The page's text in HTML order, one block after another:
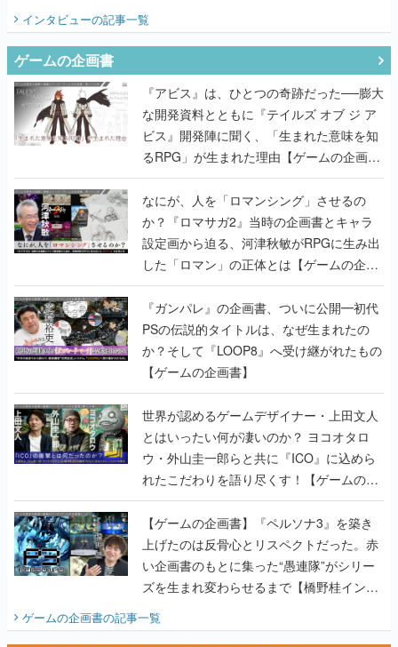
てみた
インタビューの記事一覧
ゲームの企画書
『アビス』は、ひとつの奇跡だった──膨大
な開発資料とともに『テイルズ オブ ジ ア
ビス』開発陣に聞く、「生まれた意味を知
るRPG」が生まれた理由【ゲームの企画
書】
なにが、人を「ロマンシング」させるの
か？『ロマサガ2』当時の企画書とキャラ
設定画から迫る、河津秋敏がRPGに生み出
した「ロマン」の正体とは【ゲームの企画
書】
『ガンパレ』の企画書、ついに公開━初代
PSの伝説的タイトルは、なぜ生まれたの
か？そして『LOOP8』へ受け継がれたもの
【ゲームの企画書】
世界が認めるゲームデザイナー・上田文人
とはいったい何が凄いのか？ ヨコオタロ
ウ・外山圭一郎らと共に『ICO』に込めら
れたこだわりを語り尽くす！【ゲームの企
画書】
【ゲームの企画書】『ペルソナ3』を築き
上げたのは反骨心とリスペクトだった。赤
い企画書のもとに集った“愚連隊”がシリー
ズを生まれ変わらせるまで【橋野桂インタ
ビュー】
ゲームの企画書の記事一覧